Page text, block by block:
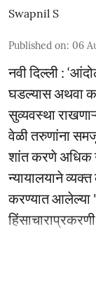
Swapnil S
Published on: 06
नवी दिल्ली :
घडल्यास अथवा
सुव्यवस्था
वेळी तरुणांना
शांत करणे अधिक
न्यायालयाने
करण्यात आलेल्या